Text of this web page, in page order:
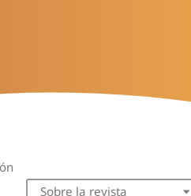
Sobre la revista